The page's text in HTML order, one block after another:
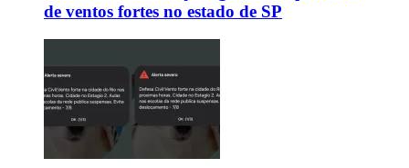
de ventos fortes no estado de SP